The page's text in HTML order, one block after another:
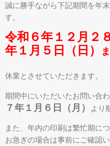
誠に勝手ながら下記期間を年
す。
令和６年１２月２
年１月５日（日）
休業とさせていただきます。
期間中にいただいたお問い合
７年１月６日（月）
より
また、年内の印刷は繁忙期に
お急ぎの場合は事前にご確認